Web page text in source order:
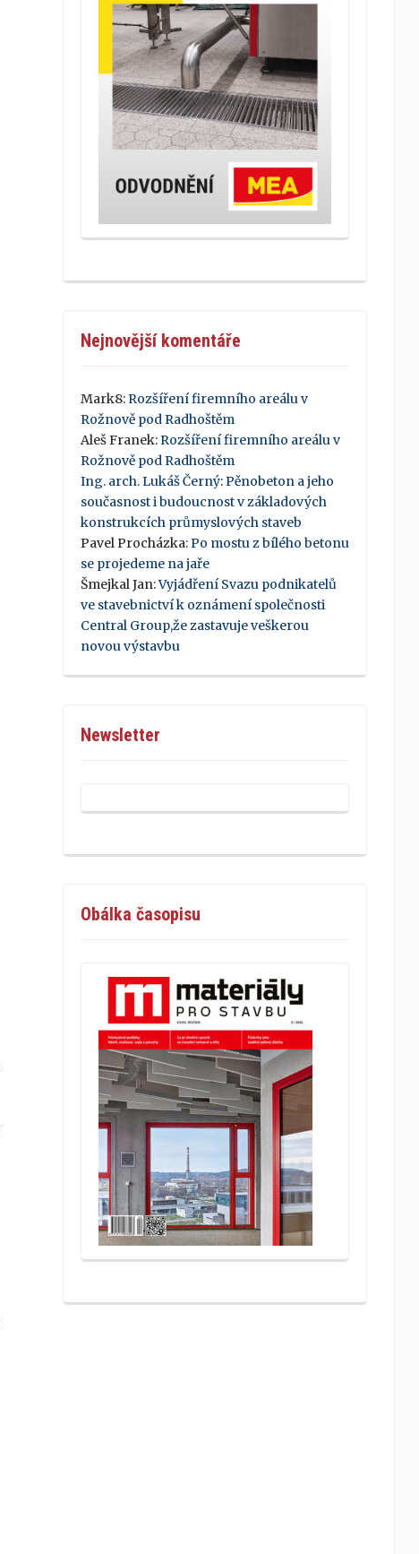
Nejnovější komentáře
Mark8:Rozšíření firemního areálu v
Rožnově pod Radhoštěm
Aleš Franek:Rozšíření firemního areálu v
Rožnově pod Radhoštěm
Ing. arch. Lukáš Černý:Pěnobeton a jeho
současnost i budoucnost v základových
konstrukcích průmyslových staveb
Pavel Procházka:Po mostu z bílého betonu
se projedeme na jaře
Šmejkal Jan:Vyjádření Svazu podnikatelů
ve stavebnictví k oznámení společnosti
Central Group,že zastavuje veškerou
novou výstavbu
Newsletter
Obálka časopisu